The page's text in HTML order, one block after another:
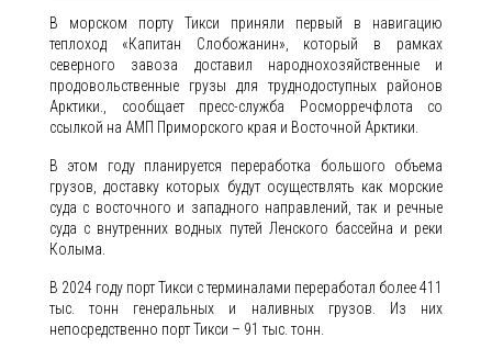
В морском порту Тикси приняли первый в навигацию
теплоход «Капитан Слобожанин», который в рамках
северного завоза доставил народнохозяйственные и
продовольственные грузы для труднодоступных районов
Арктики., сообщает пресс-служба Росморречфлота со
ссылкой на АМП Приморского края и Восточной Арктики.
В этом году планируется переработка большого объема
грузов, доставку которых будут осуществлять как морские
суда с восточного и западного направлений, так и речные
суда с внутренних водных путей Ленского бассейна и реки
Колыма.
В 2024 году порт Тикси с терминалами переработал более 411
тыс. тонн генеральных и наливных грузов. Из них
непосредственно порт Тикси – 91 тыс. тонн.